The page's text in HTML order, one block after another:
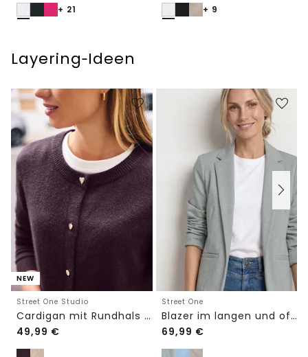
+ 21 + 9
Layering‑Ideen
NEW
Street One Studio
Cardigan mit Rundhals und Knöpfen
49,99 €
Street One
Blazer im langen und offenen Schnitt
69,99 €